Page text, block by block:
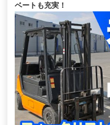
ベートも充実！